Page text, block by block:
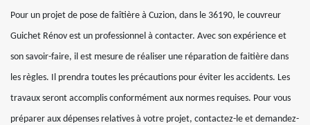
Pour un projet de pose de faîtière à Cuzion, dans le 36190, le couvreur
Guichet Rénov est un professionnel à contacter. Avec son expérience et
son savoir-faire, il est mesure de réaliser une réparation de faitière dans
les règles. Il prendra toutes les précautions pour éviter les accidents. Les
travaux seront accomplis conformément aux normes requises. Pour vous
préparer aux dépenses relatives à votre projet, contactez-le et demandez-